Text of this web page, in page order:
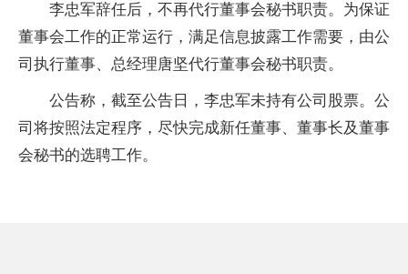
李忠军辞任后，不再代行董事会秘书职责。为保证
董事会工作的正常运行，满足信息披露工作需要，由公
司执行董事、总经理唐坚代行董事会秘书职责。
公告称，截至公告日，李忠军未持有公司股票。公
司将按照法定程序，尽快完成新任董事、董事长及董事
会秘书的选聘工作。